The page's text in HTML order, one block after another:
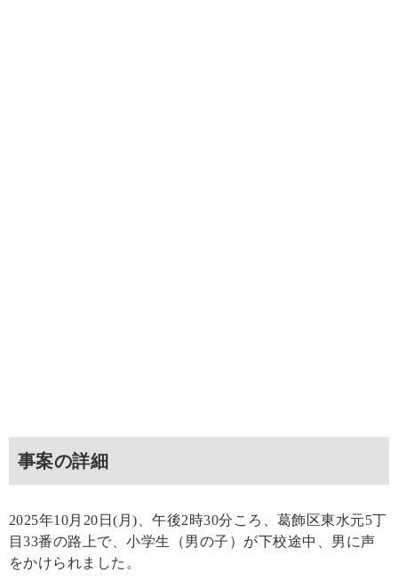
事案の詳細
2025年10月20日(月)、午後2時30分ころ、葛飾区東水元5丁
目33番の路上で、小学生（男の子）が下校途中、男に声
をかけられました。